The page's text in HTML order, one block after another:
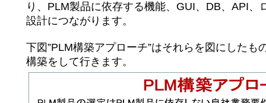
り、PLM製品に依存する機能、GUI、DB、API、
設計につながります。
下図”PLM構築アプローチ”はそれらを図にしたも
構築をして行きま す。